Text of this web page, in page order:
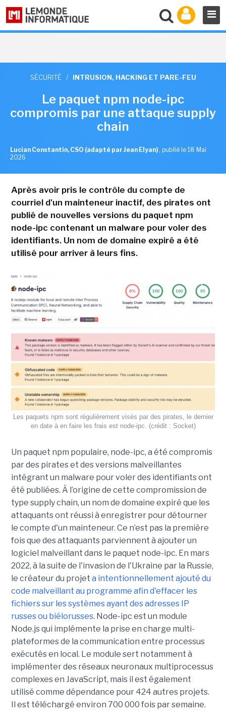
SÉCURITÉ / INTRUSION, HACKING ET PARE-FEU
Le paquet npm node-ipc
compromis par une attaque supply
chain
Lucian Constantin, CSO (adapté par Jean Elyan) , publié le 18 Mai
2026
Après avoir pris le contrôle du compte de
courriel d'un mainteneur inactif, des pirates ont
publié de nouvelles versions du paquet npm
node-ipc contenant un malware pour voler des
identifiants. Un nom de domaine expiré a été
utilisé pour arriver à leurs fins.
Les paquets npm sont régulièrement visés par des pirates, le dernier
en date à en faire les frais est node-ipc. (crédit : Socket)
Un paquet npm populaire, node-ipc, a été compromis
par des pirates et des versions malveillantes
intégrant un malware pour voler des identifiants ont
été publiées. À l’origine de cette compromission de
type supply chain, un nom de domaine expiré que les
attaquants ont réussi à enregistrer pour détourner
le compte d'un mainteneur. Ce n’est pas la première
fois que des attaquants parviennent à ajouter un
logiciel malveillant dans le paquet node-ipc. En mars
2022, à la suite de l'invasion de l'Ukraine par la Russie,
le créateur du projet a intentionnellement ajouté du
code malveillant au programme afin d'effacer les
fichiers sur les systèmes ayant des adresses IP
russes ou biélorusses. Node-ipc est un module
Node.js qui implémente la prise en charge multi-
plateformes de la communication entre processus
exécutés en local. Le module sert notamment à
implémenter des réseaux neuronaux multiprocessus
complexes en JavaScript, mais il est également
utilisé comme dépendance pour 424 autres projets.
Il est téléchargé environ 700 000 fois par semaine.